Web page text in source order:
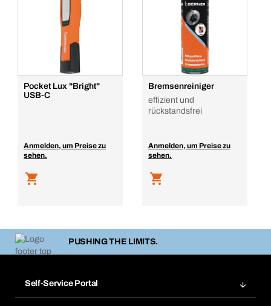
Pocket Lux "Bright"
USB-C
Anmelden, um Preise zu
sehen.
Bremsenreiniger
effizient und
rückstandsfrei
Anmelden, um Preise zu
sehen.
PUSHING THE LIMITS.
Self-Service Portal